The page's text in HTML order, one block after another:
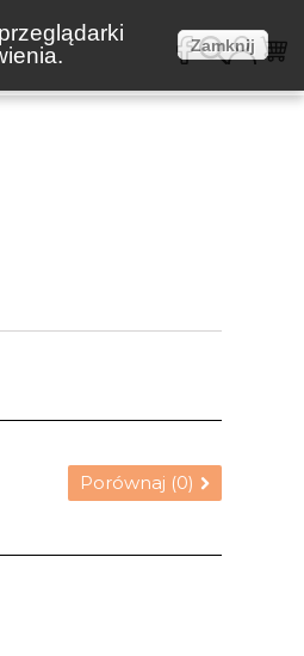
Zamknij
Porównaj (0)